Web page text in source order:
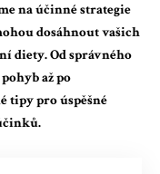
na účinné strategie
dosáhnout vašich
diety. Od správného
až po
tipy pro úspěšné